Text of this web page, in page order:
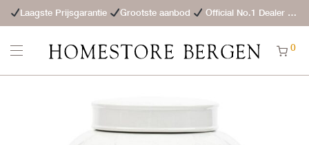
Laagste Prijsgarantie Grootste aanbod Official No.1 Dealer
0